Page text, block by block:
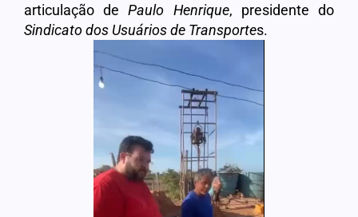
articulação dePaulo Henrique, presidente do
Sindicato dos Usuários de Transportes.